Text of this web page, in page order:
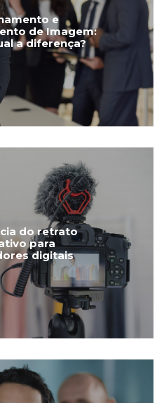
e
de Imagem:
a diferença?
do retrato
para
digitais